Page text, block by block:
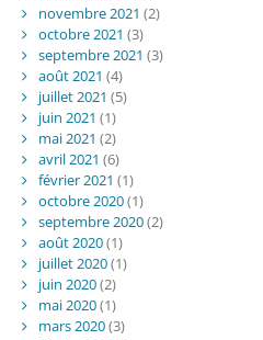
novembre 2021 (2)
octobre 2021 (3)
septembre 2021 (3)
août 2021 (4)
juillet 2021 (5)
juin 2021 (1)
mai 2021 (2)
avril 2021 (6)
février 2021 (1)
octobre 2020(1)
septembre 2020(2)
août 2020(1)
juillet 2020(1)
juin 2020(2)
mai 2020(1)
mars 2020(3)